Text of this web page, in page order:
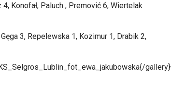
Konofał, Paluch , Premović 6, Wiertelak
3, Repelewska 1, Kozimur 1, Drabik 2,
gallery}